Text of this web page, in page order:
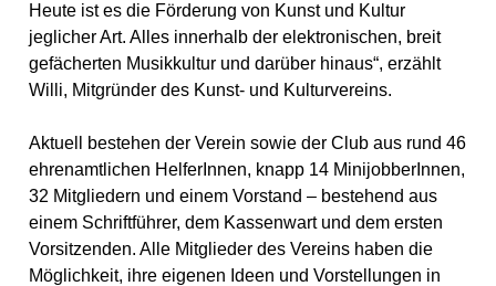
Heute ist es die Förderung von Kunst und Kultur
jeglicher Art. Alles innerhalb der elektronischen, breit
gefächerten Musikkultur und darüber hinaus“, erzählt
Willi, Mitgründer des Kunst- und Kulturvereins.
Aktuell bestehen der Verein sowie der Club aus rund 46
ehrenamtlichen HelferInnen, knapp 14 MinijobberInnen,
32 Mitgliedern und einem Vorstand – bestehend aus
einem Schriftführer, dem Kassenwart und dem ersten
Vorsitzenden. Alle Mitglieder des Vereins haben die
Möglichkeit, ihre eigenen Ideen und Vorstellungen in